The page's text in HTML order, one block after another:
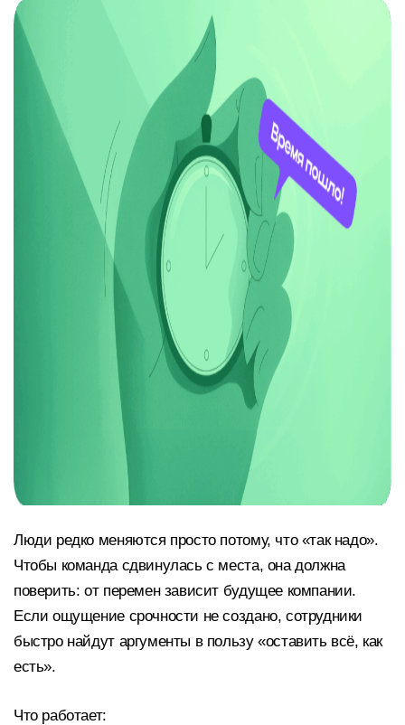
Люди редко меняются просто потому, что «так надо».
Чтобы команда сдвинулась с места, она должна
поверить: от перемен зависит будущее компании.
Если ощущение срочности не создано, сотрудники
быстро найдут аргументы в пользу «оставить всё, как
есть».
Что работает: